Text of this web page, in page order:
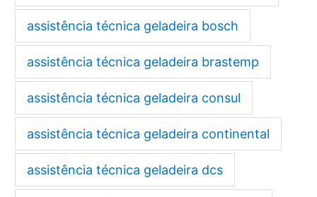
assistência técnica geladeira bosch
assistência técnica geladeira brastemp
assistência técnica geladeira consul
assistência técnica geladeira continental
assistência técnica geladeira dcs